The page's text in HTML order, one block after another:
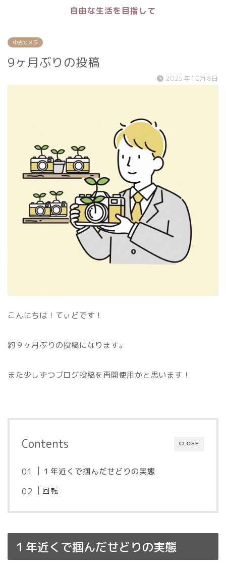
自由な生活を目指して
中古カメラ
9ヶ月ぶりの投稿
2025年10月8日
こんにちは！てぃどです！
約９ヶ月ぶりの投稿になります。
また少しずつブログ投稿を再開使用かと思います！
CLOSE
Contents
１年近くで掴んだせどりの実態
回転
１年近くで掴んだせどりの実態